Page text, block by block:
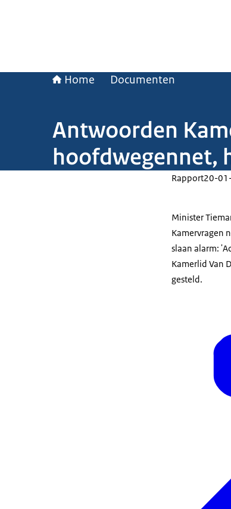
Home Documenten
Antwoorden
hoofdwegennet,
Rapport20-
Minister
Kamervragen
slaan alarm:
Kamerlid Van
gesteld.